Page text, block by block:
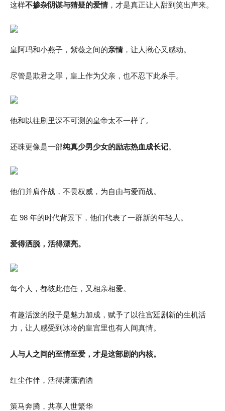
这样不掺杂阴谋与猜疑的爱情 ，才是真正让人甜到笑出声来。
皇阿玛和小燕子，紫薇之间的亲情 ，让人揪心又感动。
尽管是欺君之罪，皇上作为父亲，也不忍下此杀手。
他和以往剧里深不可测的皇帝太不一样了。
还珠更像是一部纯真少男少女的励志热血成长记。
他们并肩作战，不畏权威，为自由与爱而战。
在 98 年的时代背景下，他们代表了一群新的年轻人。
爱得洒脱，活得漂亮。
每个人，都彼此信任，又相亲相爱。
有趣活泼的段子是魅力加成，赋予了以往宫廷剧新的生机活
力，让人感受到冰冷的皇宫里也有人间真情。
人与人之间的至情至爱，才是这部剧的内核。
红尘作伴，活得潇潇洒洒
策马奔腾，共享人世繁华